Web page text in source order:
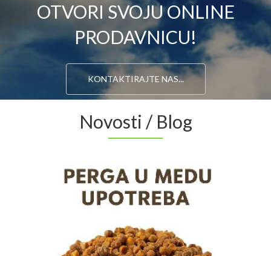
OTVORI SVOJU ONLINE
PRODAVNICU!
KONTAKTIRAJTE NAS...
Novosti / Blog